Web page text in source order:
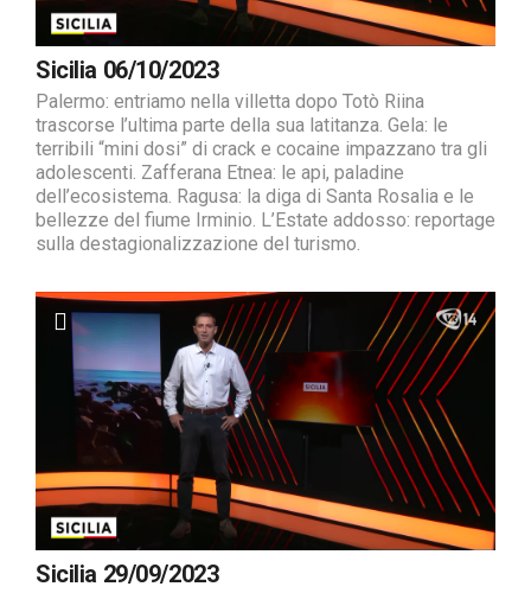
Sicilia 06/10/2023
Palermo: entriamo nella villetta dopo Totò Riina
trascorse l’ultima parte della sua latitanza. Gela: le
terribili “mini dosi” di crack e cocaine impazzano tra gli
adolescenti. Zafferana Etnea: le api, paladine
dell’ecosistema. Ragusa: la diga di Santa Rosalia e le
bellezze del fiume Irminio. L’Estate addosso: reportage
sulla destagionalizzazione del turismo.
Sicilia 29/09/2023